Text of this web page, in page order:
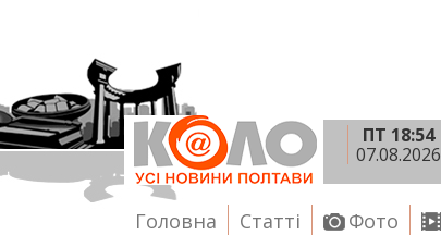
ПТ 18:54
07.08.2026
Головна Статті Фото